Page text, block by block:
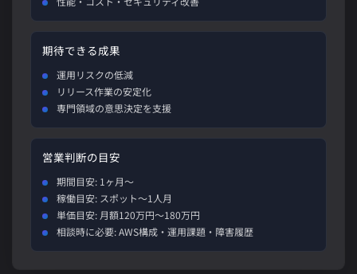
期待できる成果
運用リスクの低減
リリース作業の安定化
専門領域の意思決定を支援
営業判断の目安
期間目安: 1ヶ月〜
稼働目安: スポット〜1人月
単価目安: 月額120万円〜180万円
相談時に必要: AWS構成・運用課題・障害履歴